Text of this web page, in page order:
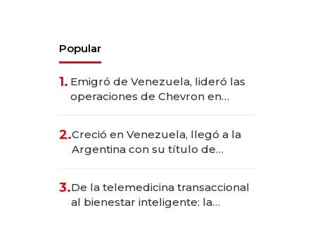
Popular
1. Emigró de Venezuela, lideró las
operaciones de Chevron en
2.Creció en Venezuela, llegó a la
Argentina con su título de
las marcas "fast premium"
3.De la telemedicina transaccional
al bienestar inteligente: la